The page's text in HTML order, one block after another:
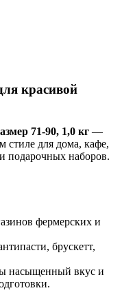
красивой
71-90, 1,0 кг —
стиле для дома, кафе,
подарочных наборов.
фермерских и
брускетт,
насыщенный вкус и